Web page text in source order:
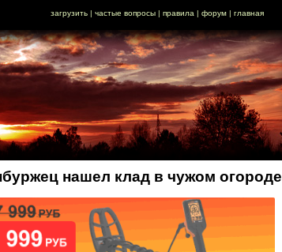
загрузить| частые вопросы| правила | форум| главная
нашел клад в чужом огороде